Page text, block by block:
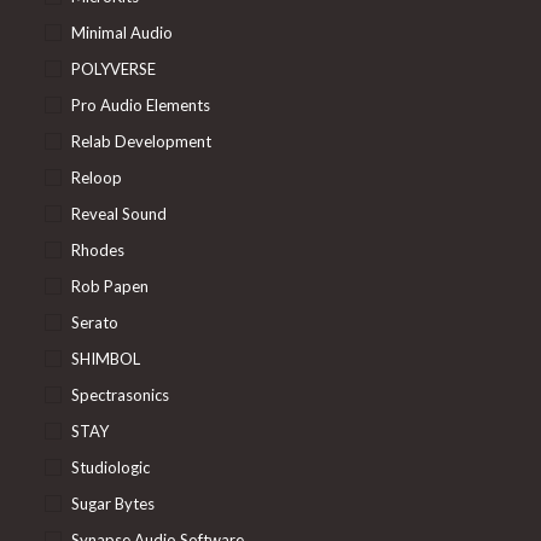
Minimal Audio
POLYVERSE
Pro Audio Elements
Relab Development
Reloop
Reveal Sound
Rhodes
Rob Papen
Serato
SHIMBOL
Spectrasonics
STAY
Studiologic
Sugar Bytes